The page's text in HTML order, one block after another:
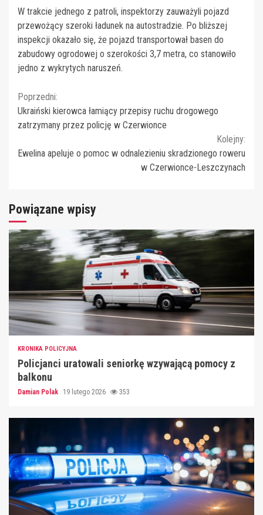
W trakcie jednego z patroli, inspektorzy zauważyli pojazd
przewożący szeroki ładunek na autostradzie. Po bliższej
inspekcji okazało się, że pojazd transportował basen do
zabudowy ogrodowej o szerokości 3,7 metra, co stanowiło
jedno z wykrytych naruszeń.
Continue
Reading
Poprzedni:
Ukraiński kierowca łamiący przepisy ruchu drogowego
zatrzymany przez policję w Czerwionce
Kolejny:
Ewelina apeluje o pomoc w odnalezieniu skradzionego roweru
w Czerwionce-Leszczynach
Powiązane wpisy
KRONIKA POLICYJNA
Policjanci uratowali seniorkę wzywającą pomocy z
balkonu
Damian Polak 19 lutego 2026 353